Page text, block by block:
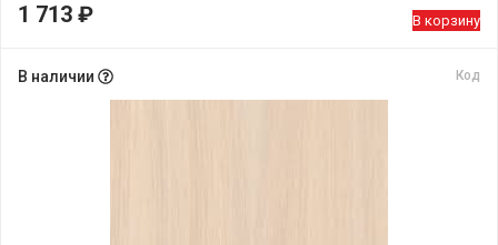
1 713 ₽ В корзину
В наличии Код